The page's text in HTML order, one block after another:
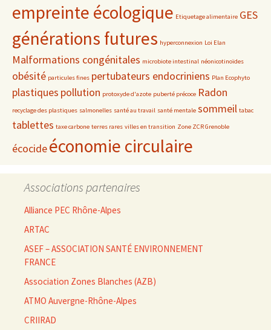
empreinte écologique Etiquetage alimentaire GES
générations futures hyperconnexion Loi Elan
Malformations congénitales microbiote intestinal néonicotinoïdes
obésité particules fines pertubateurs endocriniens Plan Ecophyto
plastiques pollution protoxyde d'azote puberté précoce Radon
recyclage des plastiques salmonelles santé au travail santé mentale sommeil tabac
tablettes taxe carbone terres rares villes en transition Zone ZCR Grenoble
écocideéconomie circulaire
Associations partenaires
Alliance PEC Rhône-Alpes
ARTAC
ASEF – ASSOCIATION SANTÉ ENVIRONNEMENT
FRANCE
Association Zones Blanches (AZB)
ATMO Auvergne-Rhône-Alpes
CRIIRAD